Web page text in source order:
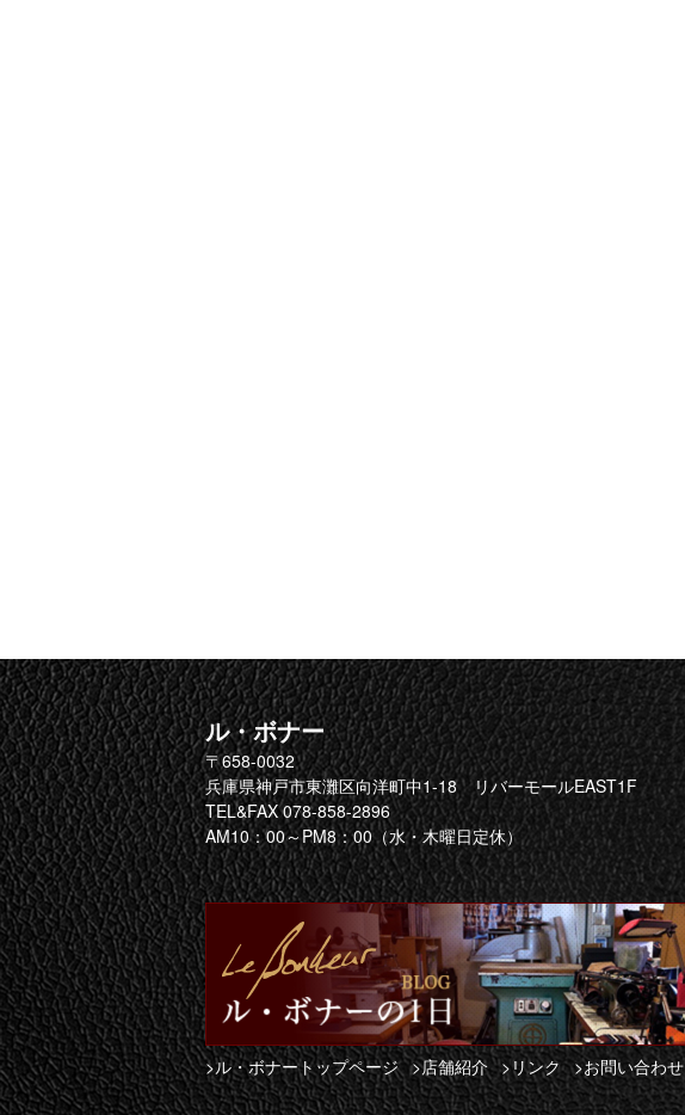
ル・ボナー
〒658-0032
兵庫県神戸市東灘区向洋町中1-18 リバーモールEAST1F
TEL&FAX 078-858-2896
AM10：00～PM8：00（水・木曜日定休）
>ル・ボナートップページ >店舗紹介 >リンク >お問い合わせ